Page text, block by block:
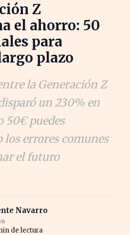
Z
el ahorro: 50
para
plazo
la Generación Z
un 230% en
50€ puedes
los errores comunes
el futuro
Navarro
de lectura